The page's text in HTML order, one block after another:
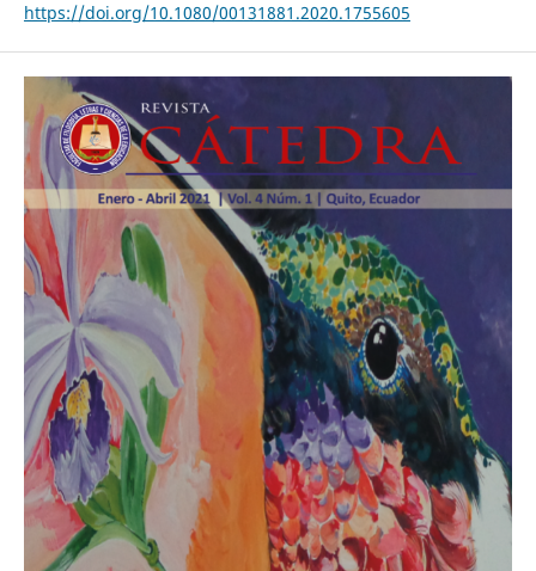
https://doi.org/10.1080/00131881.2020.1755605